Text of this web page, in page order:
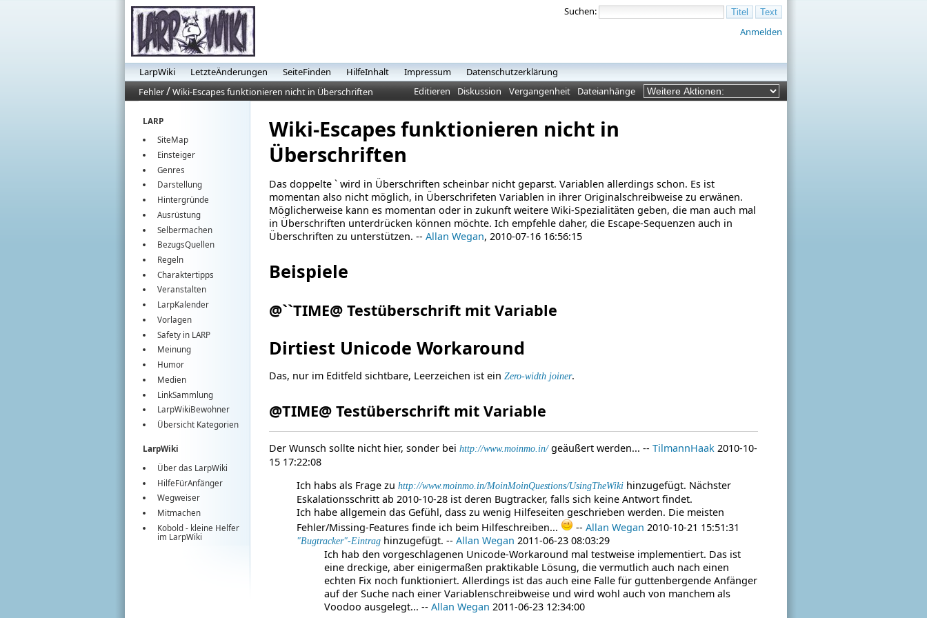
Suchen:
Anmelden
LarpWiki LetzteÄnderungen SeiteFinden HilfeInhalt Impressum
Datenschutzerklärung
Editieren
Diskussion Vergangenheit Dateianhänge
Fehler/Wiki-Escapes funktionieren nicht in Überschriften
LARP
SiteMap
Einsteiger
Genres
Darstellung
Hintergründe
Ausrüstung
Selbermachen
BezugsQuellen
Regeln
Charaktertipps
Veranstalten
LarpKalender
Vorlagen
Safety in LARP
Meinung
Humor
Medien
LinkSammlung
LarpWikiBewohner
Übersicht Kategorien
LarpWiki
Über das LarpWiki
HilfeFürAnfänger
Wegweiser
Mitmachen
Kobold - kleine Helfer
im LarpWiki
Wiki-Escapes funktionieren nicht in
Überschriften
Das doppelte ` wird in Überschriften scheinbar nicht geparst. Variablen allerdings schon. Es ist
momentan also nicht möglich, in Überschrifeten Variablen in ihrer Originalschreibweise zu erwänen.
Möglicherweise kann es momentan oder in zukunft weitere Wiki-Spezialitäten geben, die man auch mal
in Überschriften unterdrücken können möchte. Ich empfehle daher, die Escape-Sequenzen auch in
Überschriften zu unterstützen. -- Allan Wegan, 2010-07-16 16:56:15
Beispiele
@``TIME@ Testüberschrift mit Variable
Dirtiest Unicode Workaround
Das, nur im Editfeld sichtbare, Leerzeichen ist ein Zero-width joiner.
@‍TIME@ Testüberschrift mit Variable
Der Wunsch sollte nicht hier, sonder bei http://www.moinmo.in/geäußert werden... -- TilmannHaak2010-10-
15 17:22:08
Ich habs als Frage zu http://www.moinmo.in/MoinMoinQuestions/UsingTheWikihinzugefügt. Nächster
Eskalationsschritt ab 2010-10-28 ist deren Bugtracker, falls sich keine Antwort findet.
Ich habe allgemein das Gefühl, dass zu wenig Hilfeseiten geschrieben werden. Die meisten
Fehler/Missing-Features finde ich beim Hilfeschreiben...
-- Allan Wegan 2010-10-21 15:51:31
"Bugtracker"-Eintraghinzugefügt. -- Allan Wegan 2011-06-23 08:03:29
Ich hab den vorgeschlagenen Unicode-Workaround mal testweise implementiert. Das ist
eine dreckige, aber einigermaßen praktikable Lösung, die vermutlich auch nach einen
echten Fix noch funktioniert. Allerdings ist das auch eine Falle für guttenbergende Anfänger
auf der Suche nach einer Variablenschreibweise und wird wohl auch von manchem als
Voodoo ausgelegt... -- Allan Wegan 2011-06-23 12:34:00